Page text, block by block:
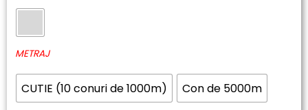
la
121.54lei
METRAJ
CUTIE (10 conuri de 1000m) Con de 5000m
MADEIRA
Classic